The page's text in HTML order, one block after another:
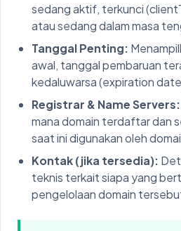
sedang aktif, terkunci
atau sedang dalam masa
Tanggal Penting:
awal, tanggal pembaruan
kedaluwarsa (expiration
Registrar & Name Servers:
mana domain terdaftar dan
saat ini digunakan oleh
Kontak (jika tersedia):
teknis terkait siapa yang
pengelolaan domain